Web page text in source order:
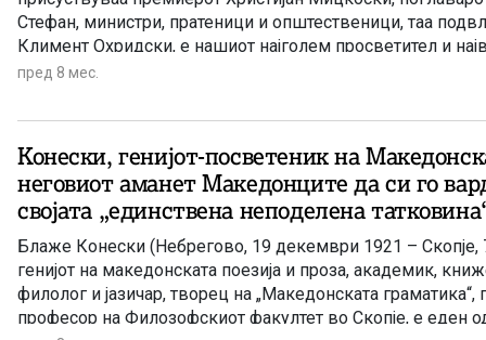
Стефан, министри, пратеници и општественици, таа
Климент Охридски, е нашиот најголем просветител и
Светите Кирил и Методиј. Споменот за охридскиот
целото словенство.
пред 8 мес.
Конески, генијот-посветеник на
неговиот аманет Македонците да си го
својата „единствена неподелена
Блаже Конески (Небрегово, 19 декември 1921 –
генијот на македонската поезија и проза, академик,
филолог и јазичар, творец на „Македонската граматика“,
професор на Филозофскиот факултет во Скопје, е еден